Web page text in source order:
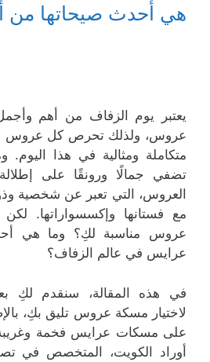
هي أحدث صيحاتها من
يعتبر يوم الزفاف من أهم
عروس، ولذلك تحرص كل عروس
متكاملة ومثالية في هذا اليوم.
تضفي جمالًا ورونقًا على
العروس، التي تعبر عن شخصية
مع فستانها وإكسسواراتها.
عروس مناسبة لكِ؟ وما هي
عرايس في عالم الزفاف؟
في هذه المقالة، سنقدم لكِ
لاختيار مسكة عروس تليق بكِ،
على مسكات عرايس فخمة
أوراد الكويت، المتخصص في